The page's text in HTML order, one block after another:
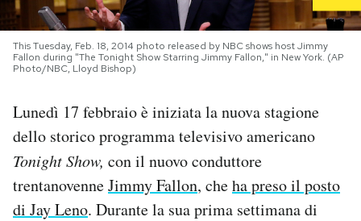
I MIEI PREFERITI
AREA PERSONALE
This Tuesday, Feb. 18, 2014 photo released by NBC shows host Jimmy
Fallon during "The Tonight Show Starring Jimmy Fallon," in New York. (AP
Photo/NBC, Lloyd Bishop)
Lunedì 17 febbraio è iniziata la nuova stagione
dello storico programma televisivo americano
Tonight Show, con il nuovo conduttore
trentanovenneJimmy Fallon, cheha preso il posto
di Jay Leno. Durante la sua prima settimana di